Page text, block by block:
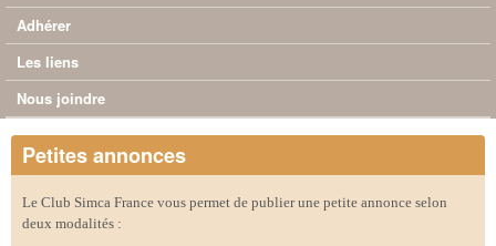
Adhérer
Les liens
Nous joindre
Petites annonces
Le Club Simca France vous permet de publier une petite annonce selon
deux modalités :